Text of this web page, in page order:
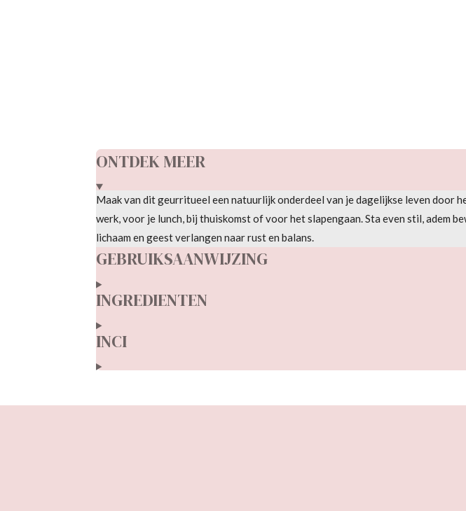
ONTDEK MEER
Maak van dit geurritueel een natuurlijk onderdeel van je dagelijkse leven door
werk, voor je lunch, bij thuiskomst of voor het slapengaan. Sta even stil, adem
lichaam en geest verlangen naar rust en balans.
GEBRUIKSAANWIJZING
INGREDIENTEN
INCI